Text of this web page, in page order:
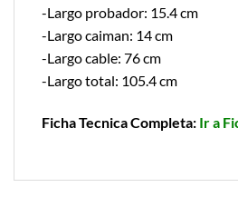
-Largo probador: 15.4 cm
-Largo caiman: 14 cm
-Largo cable: 76 cm
-Largo total: 105.4 cm
Ficha Tecnica Completa: Ir a